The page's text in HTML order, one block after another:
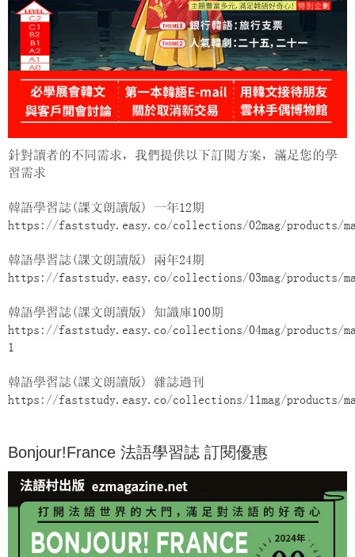
針對讀者的不同需求，我們提供以下訂閱方案，滿足您的學
習需求
韓語學習誌(課文朗讀版) 一年12期
https://faststudy.easy.co/collections/02mag/products/
韓語學習誌(課文朗讀版) 兩年24期
https://faststudy.easy.co/collections/03mag/products/
韓語學習誌(課文朗讀版) 知識庫100期
https://faststudy.easy.co/collections/04mag/products/
1
韓語學習誌(課文朗讀版) 雜誌過刊
https://faststudy.easy.co/collections/11mag/products/
Bonjour!France 法語學習誌 訂閱優惠